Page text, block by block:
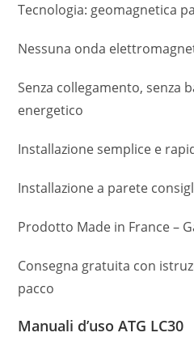
Tecnologia: geomagnetica
Nessuna onda
Senza collegamento, senza
energetico
Installazione semplice e
Installazione a parete
Prodotto Made in France –
Consegna gratuita con
pacco
Manuali d’uso ATG LC30